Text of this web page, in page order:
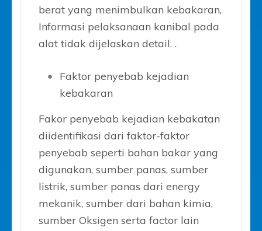
berat yang menimbulkan kebakaran,
Informasi pelaksanaan kanibal pada
alat tidak dijelaskan detail. .
Faktor penyebab kejadian
kebakaran
Fakor penyebab kejadian kebakatan
diidentifikasi dari faktor-faktor
penyebab seperti bahan bakar yang
digunakan, sumber panas, sumber
listrik, sumber panas dari energy
mekanik, sumber dari bahan kimia,
sumber Oksigen serta factor lain